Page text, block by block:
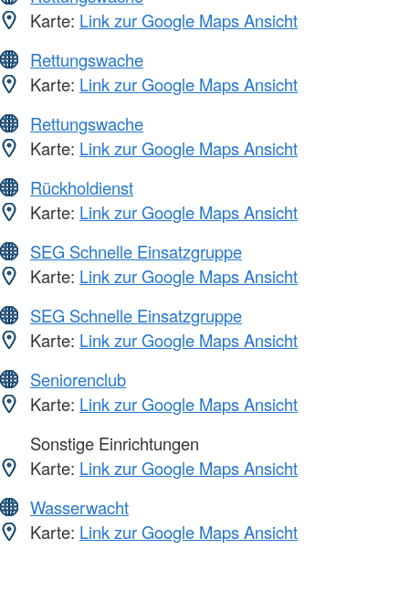
Karte: Link zur Google Maps Ansicht
Rettungswache
Karte: Link zur Google Maps Ansicht
Rettungswache
Karte: Link zur Google Maps Ansicht
Rückholdienst
Karte: Link zur Google Maps Ansicht
SEG Schnelle Einsatzgruppe
Karte: Link zur Google Maps Ansicht
SEG Schnelle Einsatzgruppe
Karte: Link zur Google Maps Ansicht
Seniorenclub
Karte: Link zur Google Maps Ansicht
Sonstige Einrichtungen
Karte: Link zur Google Maps Ansicht
Wasserwacht
Karte: Link zur Google Maps Ansicht